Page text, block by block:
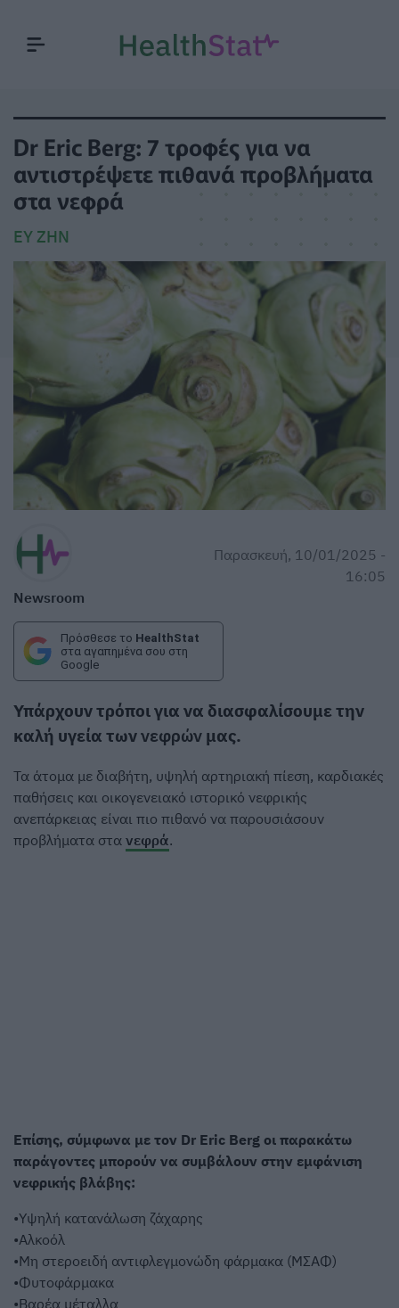
Dr Eric Berg: 7 τροφές για να
αντιστρέψετε πιθανά προβλήματα
στα νεφρά
ΕΥ ΖΗΝ
Newsroom
Παρασκευή, 10/01/2025 -
16:05
Πρόσθεσε το HealthStat
στα αγαπημένα σου στη
Google
Υπάρχουν τρόποι για να διασφαλίσουμε την
καλή υγεία τωννεφρών μας.
Τα άτομα με διαβήτη, υψηλή αρτηριακή πίεση, καρδιακές
παθήσεις και οικογενειακό ιστορικό νεφρικής
ανεπάρκειας είναι πιο πιθανό να παρουσιάσουν
προβλήματα στα νεφρά.
Επίσης, σύμφωνα με τον Dr Eric Berg οι παρακάτω
παράγοντες μπορούν να συμβάλουν στην εμφάνιση
νεφρικής βλάβης:
•Υψηλή κατανάλωση ζάχαρης
•Αλκοόλ
•Μη στεροειδή αντιφλεγμονώδη φάρμακα (ΜΣΑΦ)
•Φυτοφάρμακα
•Βαρέα μέταλλα